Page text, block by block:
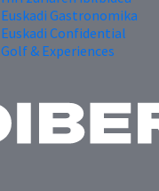
Euskadi Gastronomika
Euskadi Confidential
Golf & Experiences